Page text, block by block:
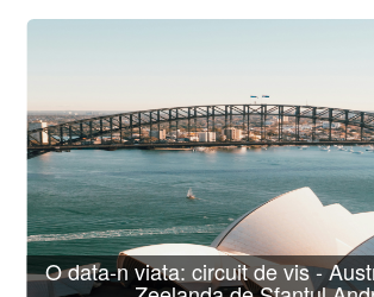
O data-n viata: circuit de vis -